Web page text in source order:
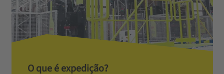
O que é expedição?